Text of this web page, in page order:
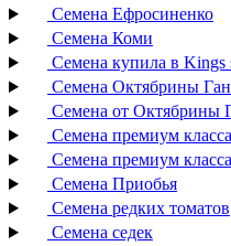
Семена Ефросиненко
Семена Коми
Семена купила в Kings
Семена Октябрины
Семена от Октябрины
Семена премиум класса
Семена премиум класса
Семена Приобья
Семена редких томатов
Семена седек